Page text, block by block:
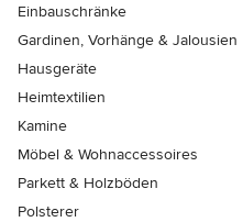
Einbauschränke
Gardinen, Vorhänge & Jalousien
Hausgeräte
Heimtextilien
Kamine
Möbel & Wohnaccessoires
Parkett & Holzböden
Polsterer